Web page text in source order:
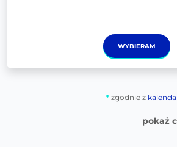
WYBIERAM
* zgodnie z
pokaż